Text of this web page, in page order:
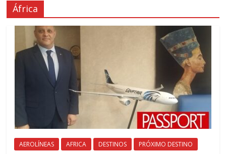
África
AEROLÍNEAS AFRICA DESTINOS PRÓXIMO DESTINO